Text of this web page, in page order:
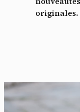
originales.